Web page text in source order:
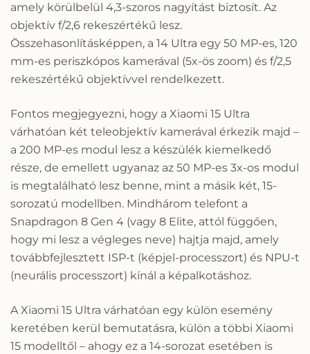
amely körülbelül 4,3-szoros nagyítást biztosít. Az
objektív f/2,6 rekeszértékű lesz.
Összehasonlításképpen, a 14 Ultra egy 50 MP-es, 120
mm-es periszkópos kamerával (5x-ös zoom) és f/2,5
rekeszértékű objektívvel rendelkezett.
Fontos megjegyezni, hogy a Xiaomi 15 Ultra
várhatóan két teleobjektív kamerával érkezik majd –
a 200 MP-es modul lesz a készülék kiemelkedő
része, de emellett ugyanaz az 50 MP-es 3x-os modul
is megtalálható lesz benne, mint a másik két, 15-
sorozatú modellben. Mindhárom telefont a
Snapdragon 8 Gen 4 (vagy 8 Elite, attól függően,
hogy mi lesz a végleges neve) hajtja majd, amely
továbbfejlesztett ISP-t (képjel-processzort) és NPU-t
(neurális processzort) kínál a képalkotáshoz.
A Xiaomi 15 Ultra várhatóan egy külön esemény
keretében kerül bemutatásra, külön a többi Xiaomi
15 modelltől – ahogy ez a 14-sorozat esetében is